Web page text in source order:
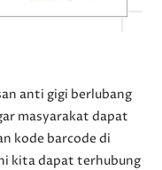
anti gigi berlubang
masyarakat dapat
kode barcode di
kita dapat terhubung